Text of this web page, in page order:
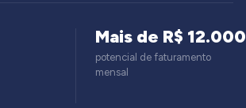
Mais de R$ 12.000
potencial de faturamento
mensal